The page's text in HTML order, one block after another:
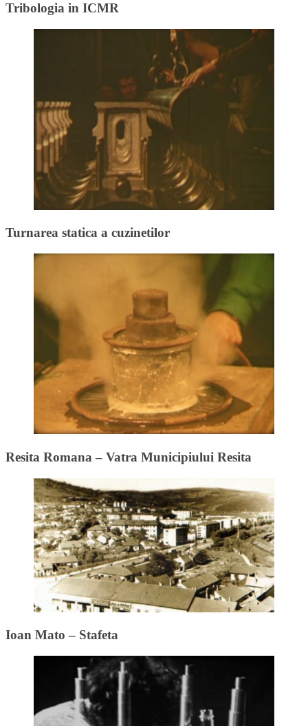
Tribologia in ICMR
Turnarea statica a cuzinetilor
Resita Romana – Vatra Municipiului Resita
Ioan Mato – Stafeta